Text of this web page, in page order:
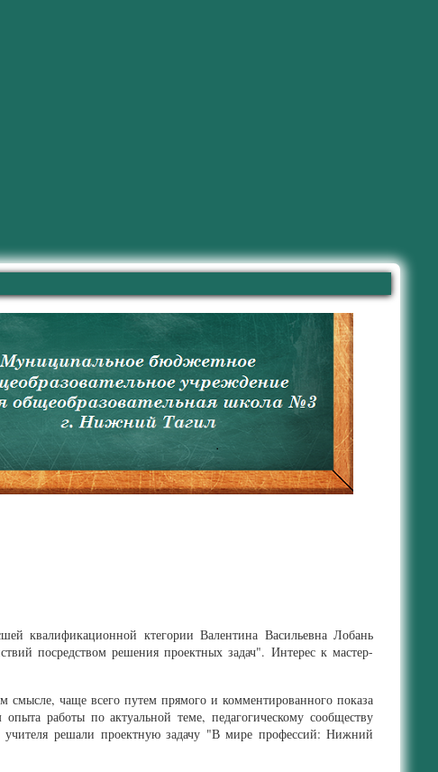
квалификационной ктегории Валентина Васильевна Лобань
посредством решения проектных задач". Интерес к мастер-
смысле, чаще всего путем прямого и комментированного показа
работы по актуальной теме, педагогическому сообществу
учителя решали проектную задачу "В мире профессий: Нижний